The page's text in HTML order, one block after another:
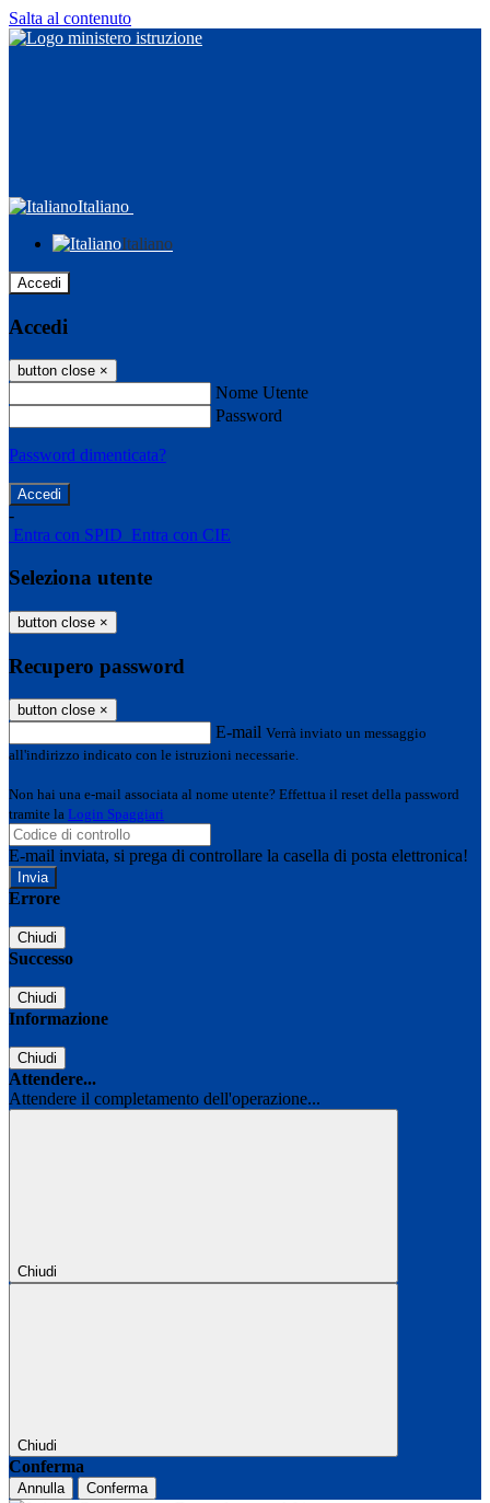
Salta al contenuto
Italiano
Italiano
Accedi
Accedi
button close ×
Nome Utente
Password
Password dimenticata?
-
Entra con SPID Entra con CIE
Seleziona utente
button close ×
Recupero password
button close ×
E-mail Verrà inviato un messaggio
all'indirizzo indicato con le istruzioni necessarie.
Non hai una e-mail associata al nome utente? Effettua il reset della password
tramite la Login Spaggiari
E-mail inviata, si prega di controllare la casella di posta elettronica!
Errore
Chiudi
Successo
Chiudi
Informazione
Chiudi
Attendere...
Attendere il completamento dell'operazione...
Chiudi
Chiudi
Conferma
Annulla Conferma